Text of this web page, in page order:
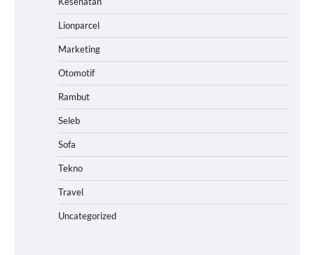
Lionparcel
Marketing
Otomotif
Rambut
Seleb
Sofa
Tekno
Travel
Uncategorized